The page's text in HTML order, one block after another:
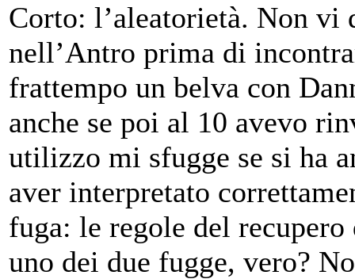
Corto: l’aleatorietà. Non vi
nell’Antro prima di
frattempo un belva con
anche se poi al 10 avevo
utilizzo mi sfugge se si ha
aver interpretato
fuga: le regole del
uno dei due fugge, vero?